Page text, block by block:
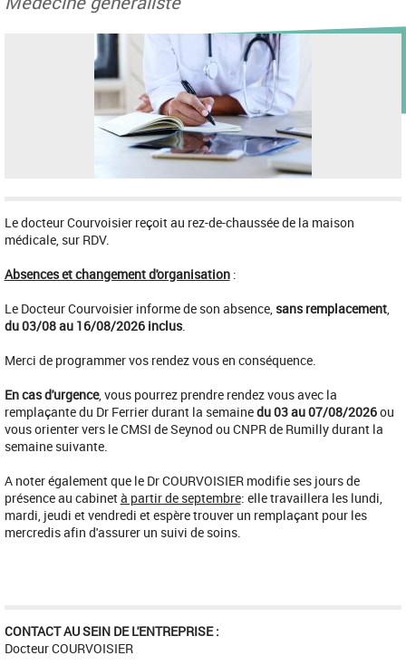
Le docteur Courvoisier reçoit au rez-de-chaussée de la maison
médicale, sur RDV.
Absences et changement d'organisation:
Le Docteur Courvoisier informe de son absence, sans remplacement,
du 03/08 au 16/08/2026 inclus.
Merci de programmer vos rendez vous en conséquence.
En cas d'urgence, vous pourrez prendre rendez vous avec la
remplaçante du Dr Ferrier durant la semainedu 03 au 07/08/2026ou
vous orienter vers le CMSI de Seynod ou CNPR de Rumilly durant la
semaine suivante.
A noter également que le Dr COURVOISIER modifie ses jours de
présence au cabinetà partir de septembre: elle travaillera les lundi,
mardi, jeudi et vendredi et espère trouver un remplaçant pour les
mercredis afin d'assurer un suivi de soins.
CONTACT AU SEIN DE L'ENTREPRISE :
Docteur COURVOISIER